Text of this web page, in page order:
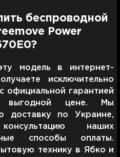
беспроводной
Power
модель в интернет-
исключительно
официальной гарантией
выгодной цене. Мы
доставку по Украине,
наших
способы оплаты.
технику в Ябко и